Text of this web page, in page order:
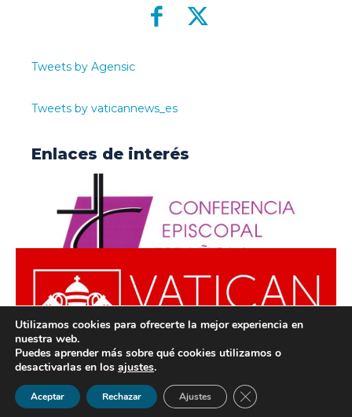
Tweets by Agensic
Tweets by vaticannews_es
Enlaces de interés
© ODISUR | Todos los derechos reservados |Política de
Privacidad
Aviso Legal
Utilizamos cookies para ofrecerte la mejor experiencia en
nuestra web.
Puedes aprender más sobre qué cookies utilizamos o
desactivarlas en los ajustes.
Aceptar Rechazar Ajustes Cerrar el banner de